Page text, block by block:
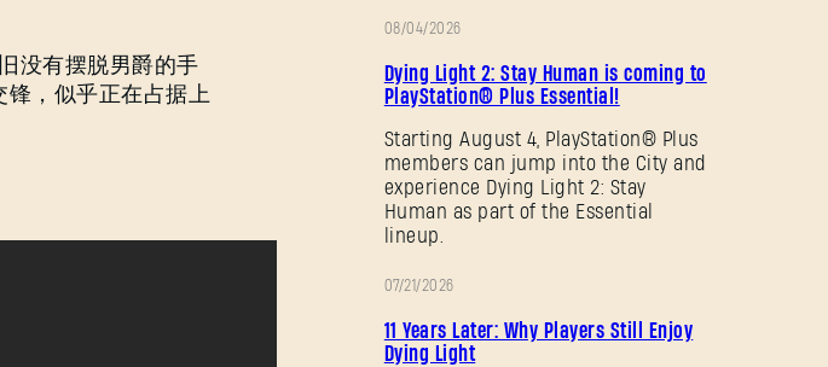
没有摆脱男爵的手
锋，似乎正在占据上
销
08/04/2026
Dying Light 2: Stay Human is coming to
PlayStation® Plus Essential!
Starting August 4, PlayStation® Plus
members can jump into the City and
experience Dying Light 2: Stay
Human as part of the Essential
lineup.
销
07/21/2026
11 Years Later: Why Players Still Enjoy
Dying Light
录